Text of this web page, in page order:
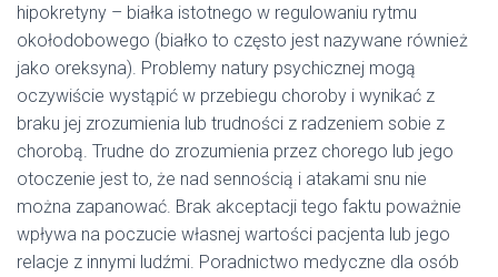
hipokretyny – białka istotnego w regulowaniu rytmu
okołodobowego (białko to często jest nazywane również
jako oreksyna). Problemy natury psychicznej mogą
oczywiście wystąpić w przebiegu choroby i wynikać z
braku jej zrozumienia lub trudności z radzeniem sobie z
chorobą. Trudne do zrozumienia przez chorego lub jego
otoczenie jest to, że nad sennością i atakami snu nie
można zapanować. Brak akceptacji tego faktu poważnie
wpływa na poczucie własnej wartości pacjenta lub jego
relacje z innymi ludźmi. Poradnictwo medyczne dla osób